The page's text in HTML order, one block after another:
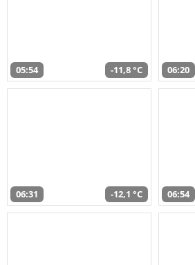
05:54 -11,8 °C 06:20
06:31 -12,1 °C 06:54